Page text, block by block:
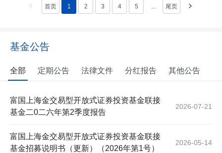
首页 1 2 3 4 5 ... 尾页
基金公告
全部 定期公告 法律文件 分红报告 其他公告
富国上海金交易型开放式证券投资基金联接
基金二0二六年第2季度报告
2026-07-21
富国上海金交易型开放式证券投资基金联接
基金招募说明书（更新）（2026年第1号）
2026-05-14